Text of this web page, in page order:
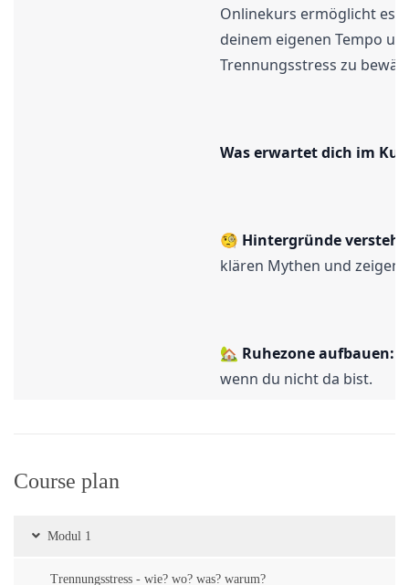
Onlinekurs ermöglicht es
deinem eigenen Tempo
Trennungsstress zu
Was erwartet dich im
🧐 Hintergründe
klären Mythen und zeigen
🏡 Ruhezone aufbauen:
wenn du nicht da bist.
🚀 Desensibilisierung:
Course plan
Modul 1
Trennungsstress - wie? wo? was? warum?